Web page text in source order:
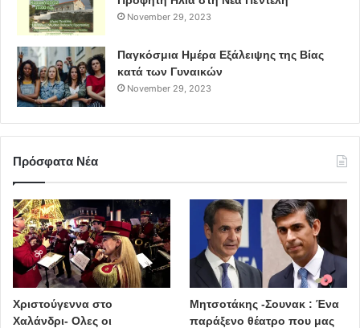
November 29, 2023
Παγκόσμια Ημέρα Εξάλειψης της Βίας
κατά των Γυναικών
November 29, 2023
Πρόσφατα Νέα
Χριστούγεννα στο
Χαλάνδρι- Ολες οι
Μητσοτάκης -Σουνακ : Ένα
παράξενο θέατρο που μας